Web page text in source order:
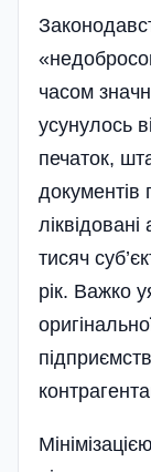
часом
усунулось
печаток,
документів
тисяч
рік. Важко